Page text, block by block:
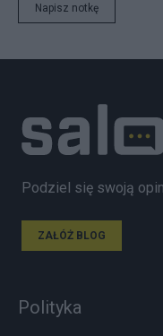
Napisz notkę
Podziel się swoją
ZAŁÓŻ BLOG
Polityka